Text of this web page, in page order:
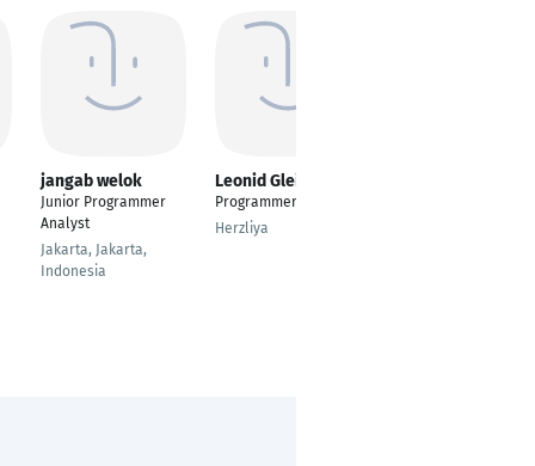
jangab welok
Junior Programmer
Analyst
Jakarta, Jakarta,
Indonesia
Leonid Gleizer
Programmer KNX / EIB
Herzliya